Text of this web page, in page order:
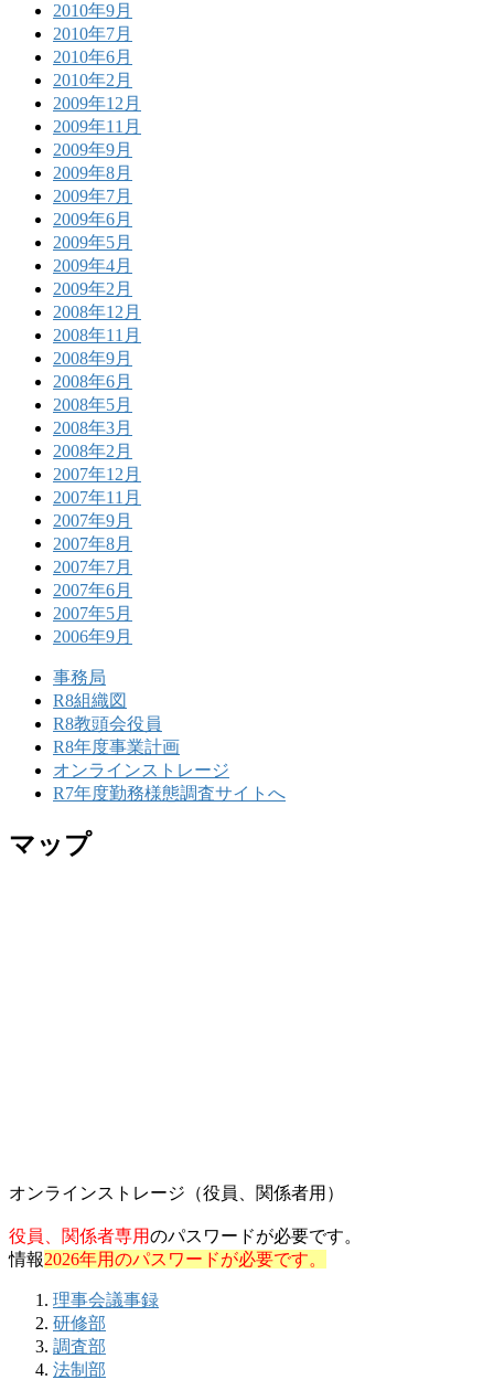
2010年9月
2010年7月
2010年6月
2010年2月
2009年12月
2009年11月
2009年9月
2009年8月
2009年7月
2009年6月
2009年5月
2009年4月
2009年2月
2008年12月
2008年11月
2008年9月
2008年6月
2008年5月
2008年3月
2008年2月
2007年12月
2007年11月
2007年9月
2007年8月
2007年7月
2007年6月
2007年5月
2006年9月
事務局
R8組織図
R8教頭会役員
R8年度事業計画
オンラインストレージ
R7年度勤務様態調査サイトへ
マップ
オンラインストレージ（役員、関係者用）
役員、関係者専用のパスワードが必要です。
情報2026年用のパスワードが必要です。
理事会議事録
研修部
調査部
法制部